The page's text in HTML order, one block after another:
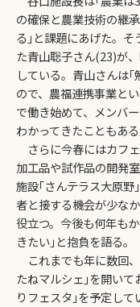
の確保と農業技術の継
る｣と課題にあげた。
た青山聡子さん(23)が
している。青山さんは
ので、農福連携事業と
で働き始めて、メンバ
わかってきたこともある
さらに今春にはカフ
加工品や試作品の開発
施設｢さんテラス大原野
者と接する機会が少な
役立つ。今後も何年も
きたい｣と抱負を語る。
これまでも年に数回
たねマルシェ｣を開い
りフェスタ｣を予定して